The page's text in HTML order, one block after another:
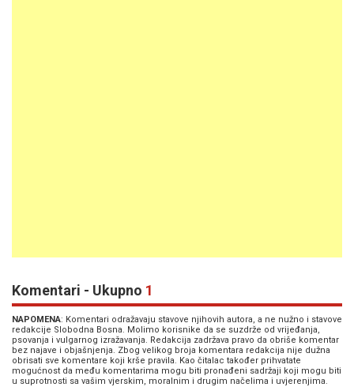
Komentari - Ukupno 1
NAPOMENA: Komentari odražavaju stavove njihovih autora, a ne nužno i stavove
redakcije Slobodna Bosna. Molimo korisnike da se suzdrže od vrijeđanja,
psovanja i vulgarnog izražavanja. Redakcija zadržava pravo da obriše komentar
bez najave i objašnjenja. Zbog velikog broja komentara redakcija nije dužna
obrisati sve komentare koji krše pravila. Kao čitalac također prihvatate
mogućnost da među komentarima mogu biti pronađeni sadržaji koji mogu biti
u suprotnosti sa vašim vjerskim, moralnim i drugim načelima i uvjerenjima.